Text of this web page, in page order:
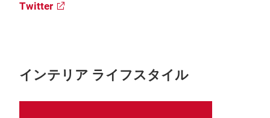
Twitter
インテリア ライフスタイル